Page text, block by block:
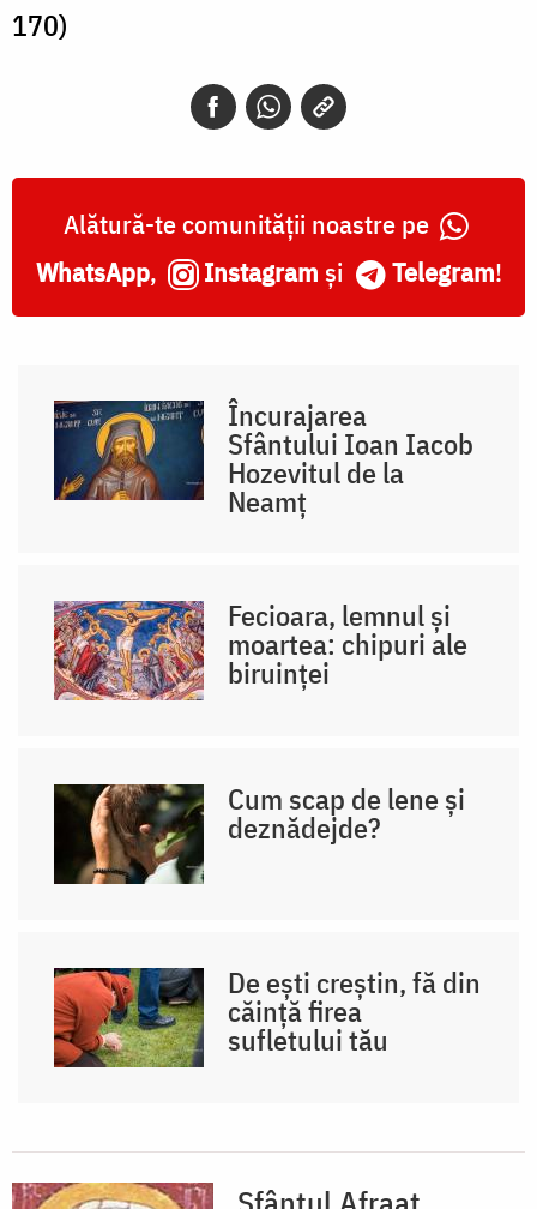
170)
Alătură-te comunității noastre pe
WhatsApp, Instagram și Telegram!
Încurajarea
Sfântului Ioan Iacob
Hozevitul de la
Neamț
Fecioara, lemnul și
moartea: chipuri ale
biruinței
Cum scap de lene și
deznădejde?
De ești creștin, fă din
căință firea
sufletului tău